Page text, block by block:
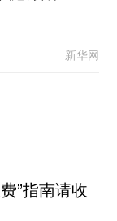
新华网
”指南请收